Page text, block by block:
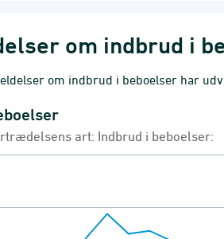
om indbrud i
om indbrud i beboelser har
om indbrud i beboelser
art: Indbrud i beboelser: